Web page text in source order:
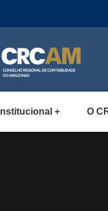
Institucional O